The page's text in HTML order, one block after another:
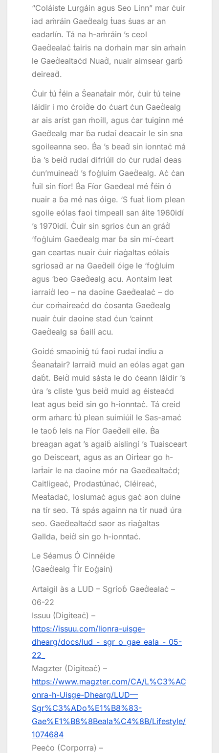
“Coláiste Lurgáin agus Seo Linn” mar ċuir
iad aṁráin Gaeḋealg ṫuas ṡuas ar an
eadarlín. Tá na h-aṁráin ’s ceol
Gaeḋealaċ ṫairis na doṁain mar sin aṁain
le Gaeḋealtaċd Nuaḋ, nuair aimsear garḃ
deireaḋ.
Ċuir ṫú ḟéin a Ṡeanaṫair mór, ċuir ṫú teine
láidir i mo ċroiḋe do ċuart ċun Gaeḋealg
ar ais aríst gan ṁoill, agus ċar tuiginn mé
Gaeḋealg mar ḃa rudaí deacair le sin sna
sgoileanna seo. Ḃa ’s beaḋ sin ionntaċ má
ḃa ’s beiḋ rudaí difriúil do ċur rudaí deas
ċun’muineaḋ ’s foġluim Gaeḋealg. Aċ ċan
ḟuil sin fíor! Ḃa Fíor Gaeḋeal mé ḟéin ó
nuair a ḃa mé nas óige. ‘S fuaṫ liom plean
sgoile eólas faoi timpeall san áite 1960idí
’s 1970idí. Ċuir sin sgrios ċun an gráḋ
‘foġluim Gaeḋealg mar ḃa sin mí-ċeart
gan ceartas nuair ċuir riaġaltas eólais
sgriosaḋ ar na Gaeḋeil óige le ‘foġluim
agus ‘beo Gaeḋealg acu. Aontaim leat
iarraiḋ leo – na daoine Gaeḋealaċ – do
ċur coṁaireaċd do ċosanta Gaeḋealg
nuair ċuir daoine stad ċun ‘cainnt
Gaeḋealg sa ḃailí acu.
Goidé smaoiniġ tú faoi rudaí indiu a
Ṡeanaṫair? Iarraiḋ muid an eólas agat gan
daḃt. Beiḋ muid sásta le do ċeann láidir ’s
úra ’s cliste ‘gus beiḋ muid ag éisteaċd
leat agus beiḋ sin go h-ionntaċ. Tá creid
orm aṁarc ṫú plean suimiúil le Sas-amaċ
le taoḃ leis na Fíor Gaeḋeil eile. Ḃa
breagan agat ’s agaiḃ aislingí ’s Tuaisceart
go Deisceart, agus as an Oirṫear go h-
Iarṫair le na daoine mór na Gaeḋealtaċd;
Caitligeaċ, Prodastúnaċ, Cléireaċ,
Meaṫadaċ, Ioslumaċ agus gaċ aon duine
na tír seo. Tá spás againn na tír nuaḋ úra
seo. Gaeḋealtaċd saor as riaġaltas
Gallda, beiḋ sin go h-ionntaċ.
Le Séamus Ó Cinnéide
(Gaeḋealg Ṫír Eoġain)
Artaigil às a LUD – Sgríoḃ Gaeḋealaċ –
06-22
Issuu (Digiteaċ) –
https://issuu.com/lionra-uisge-
dhearg/docs/lud_-_sgr_o_gae_eala_-_05-
22_
Magzter (Digiteaċ) –
https://www.magzter.com/CA/L%C3%AC
onra-h-Uisge-Dhearg/LUD—
Sgr%C3%ADo%E1%B8%83-
Gae%E1%B8%8Beala%C4%8B/Lifestyle/
1074684
Peeċo (Corporra) –